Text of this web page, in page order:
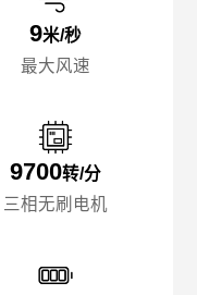
9米/秒
最大风速
9700转/分
三相无刷电机